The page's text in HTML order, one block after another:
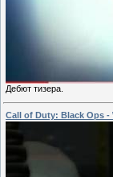
Дебют тизера.
Call of Duty: Black Ops -